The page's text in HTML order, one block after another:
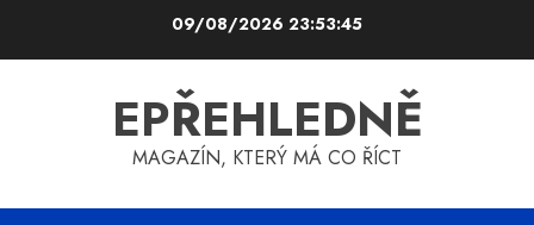
09/08/2026 23:53:46
EPŘEHLEDNĚ
MAGAZÍN, KTERÝ MÁ CO ŘÍCT